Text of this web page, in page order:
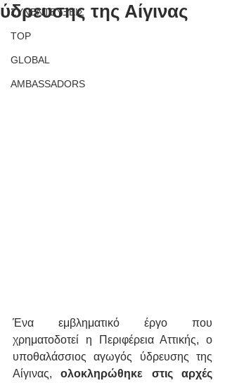
ΣΥΝΕΝΤΕΥΞΕΙΣ
TOP
GLOBAL
AMBASSADORS
ύδρευσης της Αίγινας
Ένα εμβληματικό έργο που
χρηματοδοτεί η Περιφέρεια Αττικής, ο
υποθαλάσσιος αγωγός ύδρευσης της
Αίγινας, ολοκληρώθηκε στις αρχές